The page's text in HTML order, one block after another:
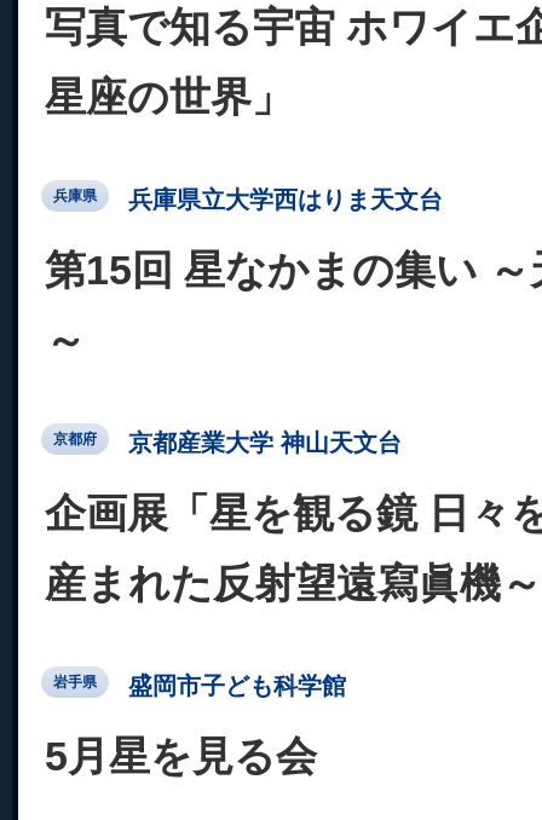
写真で知る宇宙 ホワイエ
星座の世界」
兵庫県 兵庫県立大学西はりま天文台
第15回 星なかまの集い
～
京都府 京都産業大学 神山天文台
企画展「星を観る鏡 日々
産まれた反射望遠寫眞機
岩手県 盛岡市子ども科学館
5月星を見る会